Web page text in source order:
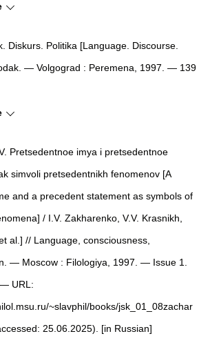
Diskurs. Politika [Language. Discourse.
— Volgograd : Peremena, 1997. — 139
Pretsedentnoe imya i pretsedentnoe
simvoli pretsedentnikh fenomenov [A
and a precedent statement as symbols of
/ I.V. Zakharenko, V.V. Krasnikh,
al.] // Language, consciousness,
— Moscow : Filologiya, 1997. — Issue 1.
URL:
~slavphil/books/jsk_01_08zachar
25.06.2025). [in Russian]